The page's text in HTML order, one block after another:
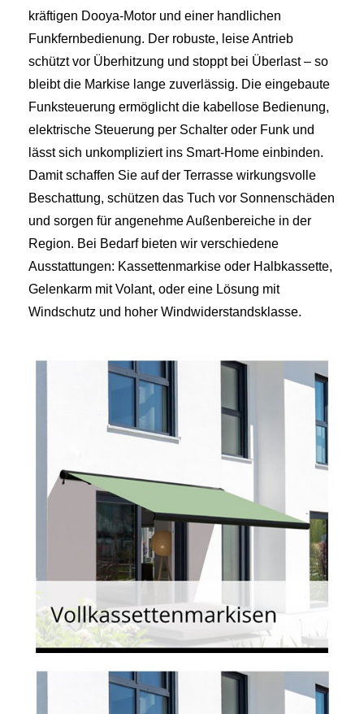
kräftigen Dooya‑Motor und einer handlichen
Funkfernbedienung. Der robuste, leise Antrieb
schützt vor Überhitzung und stoppt bei Überlast – so
bleibt die Markise lange zuverlässig. Die eingebaute
Funksteuerung ermöglicht die kabellose Bedienung,
elektrische Steuerung per Schalter oder Funk und
lässt sich unkompliziert ins Smart‑Home einbinden.
Damit schaffen Sie auf der Terrasse wirkungsvolle
Beschattung, schützen das Tuch vor Sonnenschäden
und sorgen für angenehme Außenbereiche in der
Region. Bei Bedarf bieten wir verschiedene
Ausstattungen: Kassettenmarkise oder Halbkassette,
Gelenkarm mit Volant, oder eine Lösung mit
Windschutz und hoher Windwiderstandsklasse.